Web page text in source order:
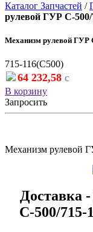
Каталог Запчастей /
рулевой ГУР С-
Механизм рулевой ГУР
715-116(С500)
64 232,58 c
В корзину
Запросить
Механизм рулевой
Доставка
С-500/715-